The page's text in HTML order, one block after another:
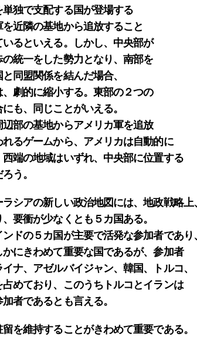
独で支配する国が登場する
近隣の基地から追放すること
るといえる。しかし、中央部が
統一をした勢力となり、南部を
同盟関係を結んだ場合、
劇的に縮小する。東部の２つの
も、同じことがいえる。
部の基地からアメリカ軍を追放
るゲームから、アメリカは自動的に
端の地域はいずれ、中央部に位置する
う。
シアの新しい政治地図には、地政戦略上
要衝が少なくとも５カ国ある。
ドの５カ国が主要で活発な参加者であり
にきわめて重要な国であるが、参加者
ナ、アゼルバイジャン、韓国、トルコ、
めており、このうちトルコとイランは
者であるとも言える。
を維持することがきわめて重要である。